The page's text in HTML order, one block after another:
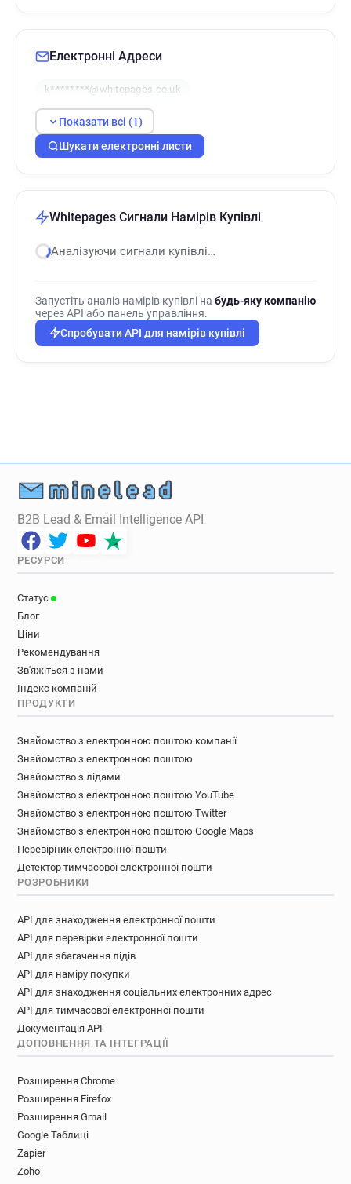
Електронні Адреси
k********@whitepages.co.uk
Показати всі (1)
Шукати електронні листи
Whitepages Сигнали Намірів Купівлі
Аналізуючи сигнали купівлі…
Запустіть аналіз намірів купівлі на будь-яку компанію
через API або панель управління.
Спробувати API для намірів купівлі
B2B Lead & Email Intelligence API
РЕСУРСИ
Статус
Блог
Ціни
Рекомендування
Зв'яжіться з нами
Індекс компаній
ПРОДУКТИ
Знайомство з електронною поштою компанії
Знайомство з електронною поштою
Знайомство з лідами
Знайомство з електронною поштою YouTube
Знайомство з електронною поштою Twitter
Знайомство з електронною поштою Google Maps
Перевірник електронної пошти
Детектор тимчасової електронної пошти
РОЗРОБНИКИ
API для знаходження електронної пошти
API для перевірки електронної пошти
API для збагачення лідів
API для наміру покупки
API для знаходження соціальних електронних адрес
API для тимчасової електронної пошти
Документація API
ДОПОВНЕННЯ ТА ІНТЕГРАЦІЇ
Розширення Chrome
Розширення Firefox
Розширення Gmail
Google Таблиці
Zapier
Zoho